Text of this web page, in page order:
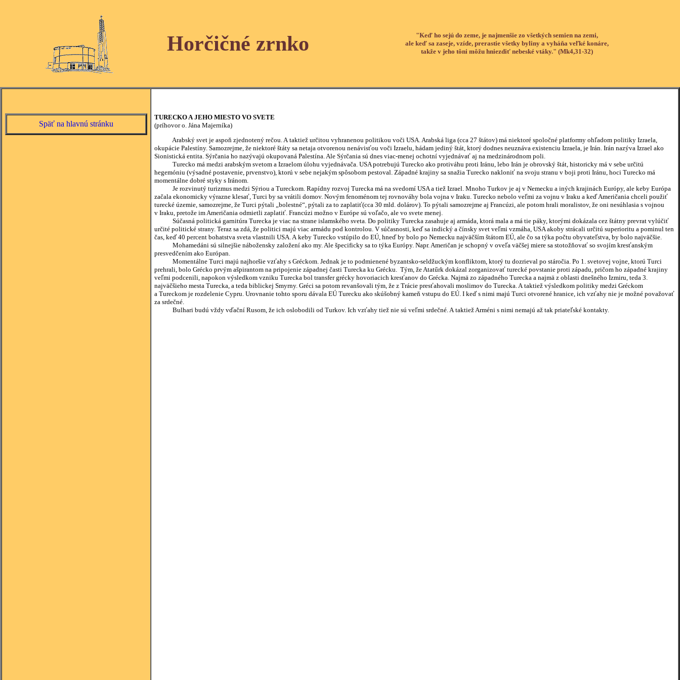
Horčičné zrnko
"Keď ho sejú do zeme, je najmenšie zo všetkých semien na zemi,
ale keď sa zaseje, vzíde, prerastie všetky byliny a vyháňa veľké konáre,
takže v jeho tôni môžu hniezdiť nebeské vtáky." (Mk4,31-32)
Späť na hlavnú stránku
TURECKO A JEHO MIESTO VO SVETE
(príhovor o. Jána Majerníka)
Arabský svet je aspoň zjednotený rečou. A taktiež určitou vyhranenou politikou voči USA. Arabská liga (cca 27 štátov) má niektoré spoločné platformy ohľadom politiky Izraela,
okupácie Palestíny. Samozrejme, že niektoré štáty sa netaja otvorenou nenávisťou voči Izraelu, hádam jediný štát, ktorý dodnes neuznáva existenciu Izraela, je Irán. Irán nazýva Izrael ako
Sionistická entita. Sýrčania ho nazývajú okupovaná Palestína. Ale Sýrčania sú dnes viac-menej ochotní vyjednávať aj na medzinárodnom poli.
Turecko má medzi arabským svetom a Izraelom úlohu vyjednávača. USA potrebujú Turecko ako protiváhu proti Iránu, lebo Irán je obrovský štát, historicky má v sebe určitú
hegemóniu (výsadné postavenie, prvenstvo), ktorú v sebe nejakým spôsobom pestoval. Západné krajiny sa snažia Turecko nakloniť na svoju stranu v boji proti Iránu, hoci Turecko má
momentálne dobré styky s Iránom.
Je rozvinutý turizmus medzi Sýriou a Tureckom. Rapídny rozvoj Turecka má na svedomí USA a tiež Izrael. Mnoho Turkov je aj v Nemecku a iných krajinách Európy, ale keby Európa
začala ekonomicky výrazne klesať, Turci by sa vrátili domov. Novým fenoménom tej rovnováhy bola vojna v Iraku. Turecko nebolo veľmi za vojnu v Iraku a keď Američania chceli použiť
turecké územie, samozrejme, že Turci pýtali „bolestné“, pýtali za to zaplatiť(cca 30 mld. dolárov). To pýtali samozrejme aj Francúzi, ale potom hrali moralistov, že oni nesúhlasia s vojnou
v Iraku, pretože im Američania odmietli zaplatiť. Francúzi možno v Európe sú voľačo, ale vo svete menej.
Súčasná politická garnitúra Turecka je viac na strane islamského sveta. Do politiky Turecka zasahuje aj armáda, ktorá mala a má tie páky, ktorými dokázala cez štátny prevrat vylúčiť
určité politické strany. Teraz sa zdá, že politici majú viac armádu pod kontrolou. V súčasnosti, keď sa indický a čínsky svet veľmi vzmáha, USA akoby strácali určitú superioritu a pominul ten
čas, keď 40 percent bohatstva sveta vlastnili USA. A keby Turecko vstúpilo do EÚ, hneď by bolo po Nemecku najväčším štátom EÚ, ale čo sa týka počtu obyvateľstva, by bolo najväčšie.
Mohamedáni sú silnejšie nábožensky založení ako my. Ale špecificky sa to týka Európy. Napr. Američan je schopný v oveľa väčšej miere sa stotožňovať so svojím kresťanským
presvedčením ako Európan.
Momentálne Turci majú najhoršie vzťahy s Gréckom. Jednak je to podmienené byzantsko-seldžuckým konfliktom, ktorý tu dozrieval po stáročia. Po 1. svetovej vojne, ktorú Turci
prehrali, bolo Grécko prvým ašpirantom na pripojenie západnej časti Turecka ku Grécku. Tým, že Atatűrk dokázal zorganizovať turecké povstanie proti západu, pričom ho západné krajiny
veľmi podcenili, napokon výsledkom vzniku Turecka bol transfer grécky hovoriacich kresťanov do Grécka. Najmä zo západného Turecka a najmä z oblasti dnešného Izmiru, teda 3.
najväčšieho mesta Turecka, a teda biblickej Smyrny. Gréci sa potom revanšovali tým, že z Trácie presťahovali moslimov do Turecka. A taktiež výsledkom politiky medzi Gréckom
a Tureckom je rozdelenie Cypru. Urovnanie tohto sporu dávala EÚ Turecku ako skúšobný kameň vstupu do EÚ. I keď s nimi majú Turci otvorené hranice, ich vzťahy nie je možné považovať
za srdečné.
Bulhari budú vždy vďační Rusom, že ich oslobodili od Turkov. Ich vzťahy tiež nie sú veľmi srdečné. A taktiež Arméni s nimi nemajú až tak priateľské kontakty.